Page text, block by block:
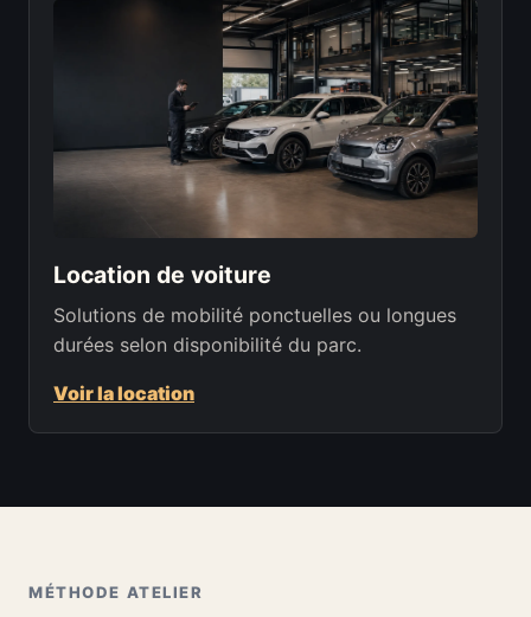
Location de voiture
Solutions de mobilité ponctuelles ou longues
durées selon disponibilité du parc.
Voir la location
MÉTHODE ATELIER